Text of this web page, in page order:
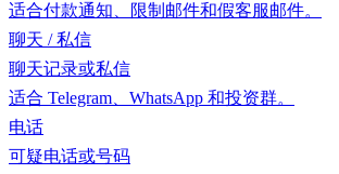
适合付款通知、限制邮件和假客服邮件。
聊天 / 私信
聊天记录或私信
适合 Telegram、WhatsApp 和投资群。
电话
可疑电话或号码